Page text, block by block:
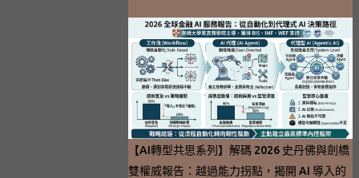
【AI轉型共思系列】解碼 2026 史丹佛與劍橋
雙權威報告：越過能力拐點，揭開 AI 導入的